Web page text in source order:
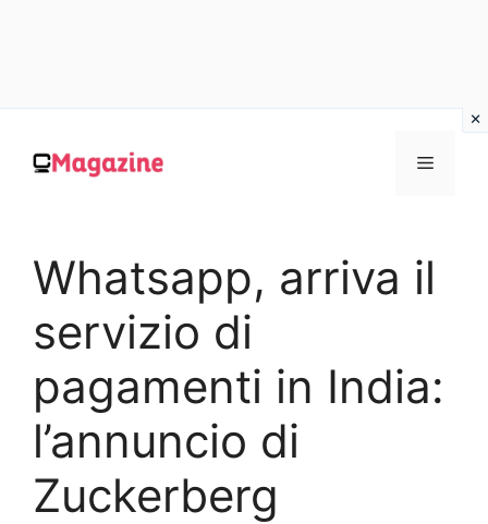
contenuto
MENU
Whatsapp, arriva il
servizio di
pagamenti in India:
l’annuncio di
Zuckerberg